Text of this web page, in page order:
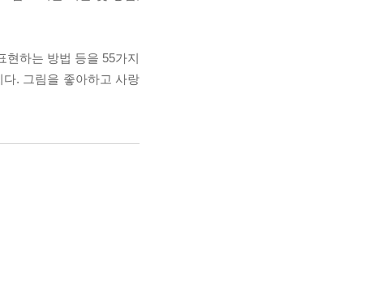
하는 방법 등을 55가지
. 그림을 좋아하고 사랑